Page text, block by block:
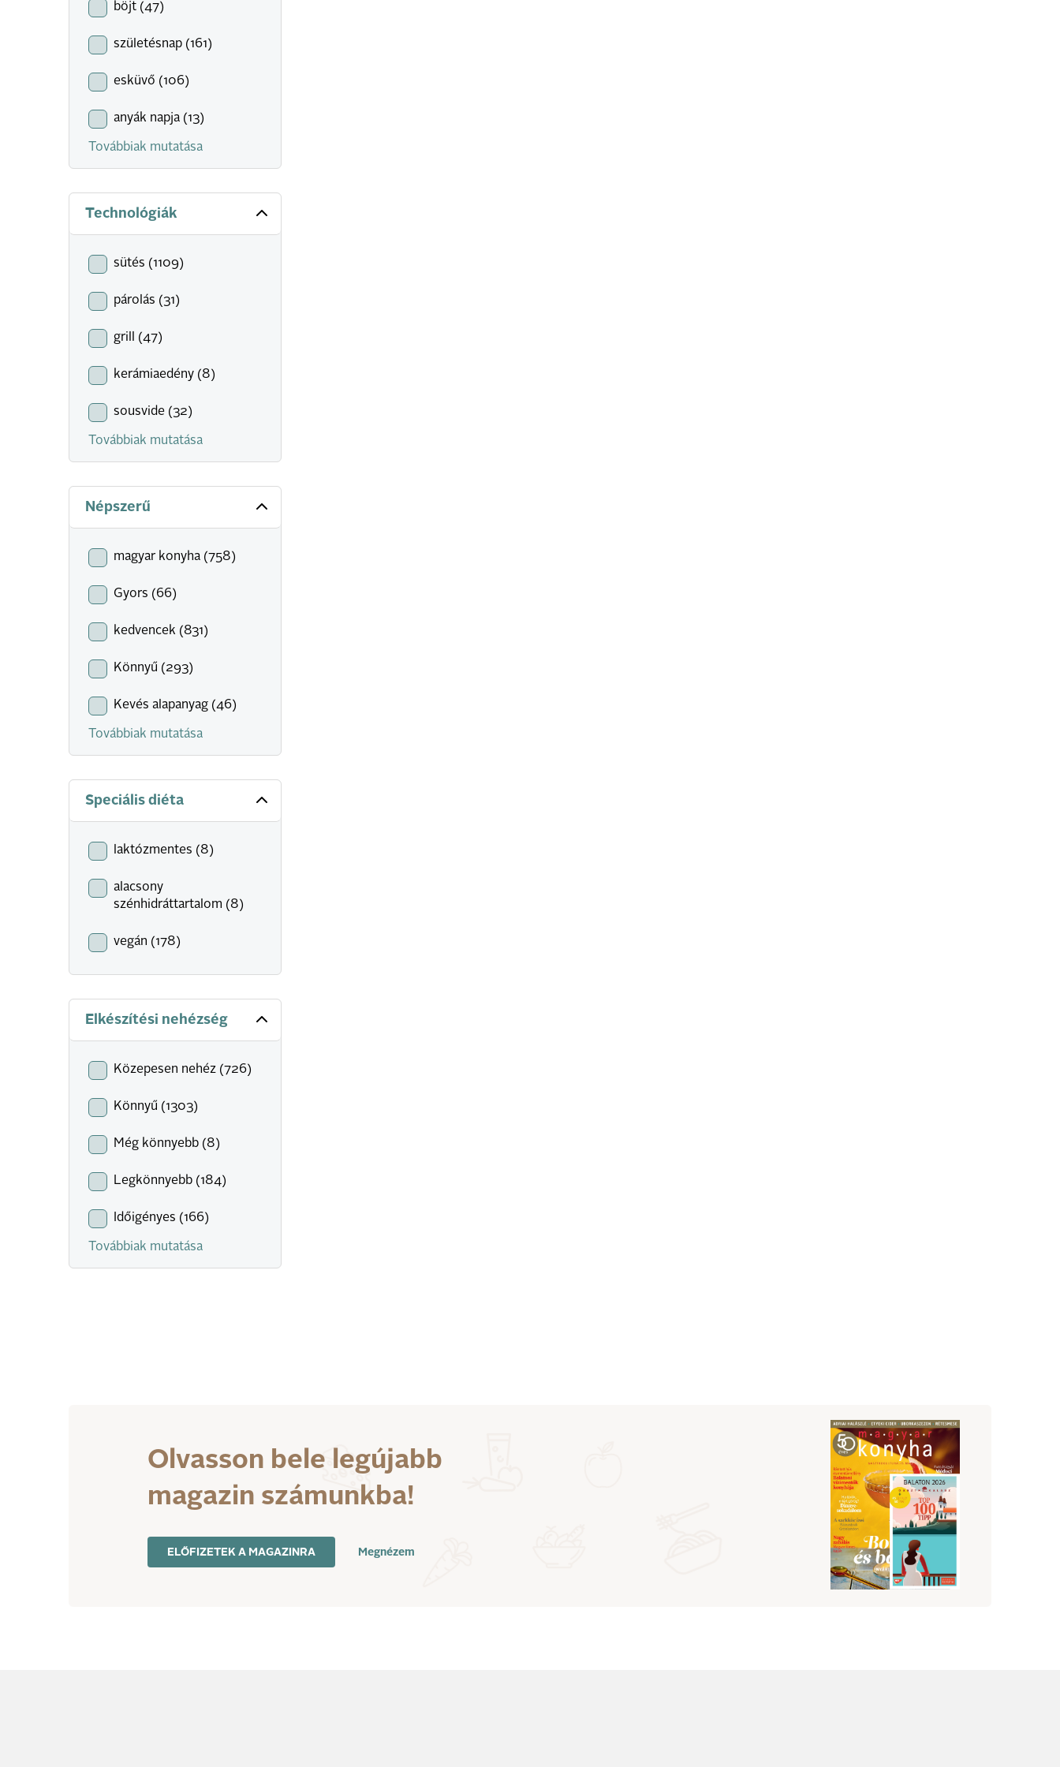
böjt (47)
születésnap (161)
esküvő (106)
anyák napja (13)
Továbbiak mutatása
Technológiák
sütés (1109)
párolás (31)
grill (47)
kerámiaedény (8)
sousvide (32)
Továbbiak mutatása
Népszerű
magyar konyha (758)
Gyors (66)
kedvencek (831)
Könnyű (293)
Kevés alapanyag (46)
Továbbiak mutatása
Speciális diéta
laktózmentes (8)
alacsony
szénhidráttartalom (8)
vegán (178)
Elkészítési nehézség
Közepesen nehéz (726)
Könnyű (1303)
Még könnyebb (8)
Legkönnyebb (184)
Időigényes (166)
Továbbiak mutatása
Olvasson bele legújabb
magazin számunkba!
ELŐFIZETEK A MAGAZINRA Megnézem